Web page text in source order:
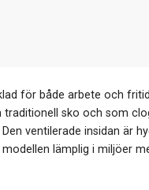
för både arbete och
traditionell sko och som
ventilerade insidan är
lämplig i miljöer